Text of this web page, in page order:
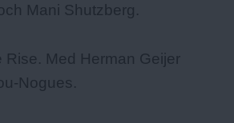
Mani Shutzberg.
Rise. Med Herman Geijer
Nogues.